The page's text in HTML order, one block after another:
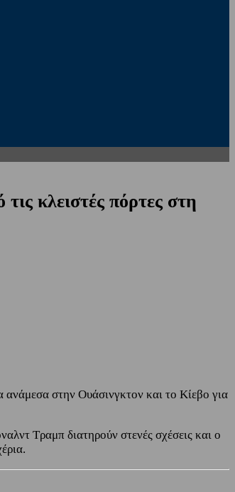
κλειστές πόρτες στη
ανάμεσα στην Ουάσινγκτον και το Κίεβο για
Τραμπ διατηρούν στενές σχέσεις και ο